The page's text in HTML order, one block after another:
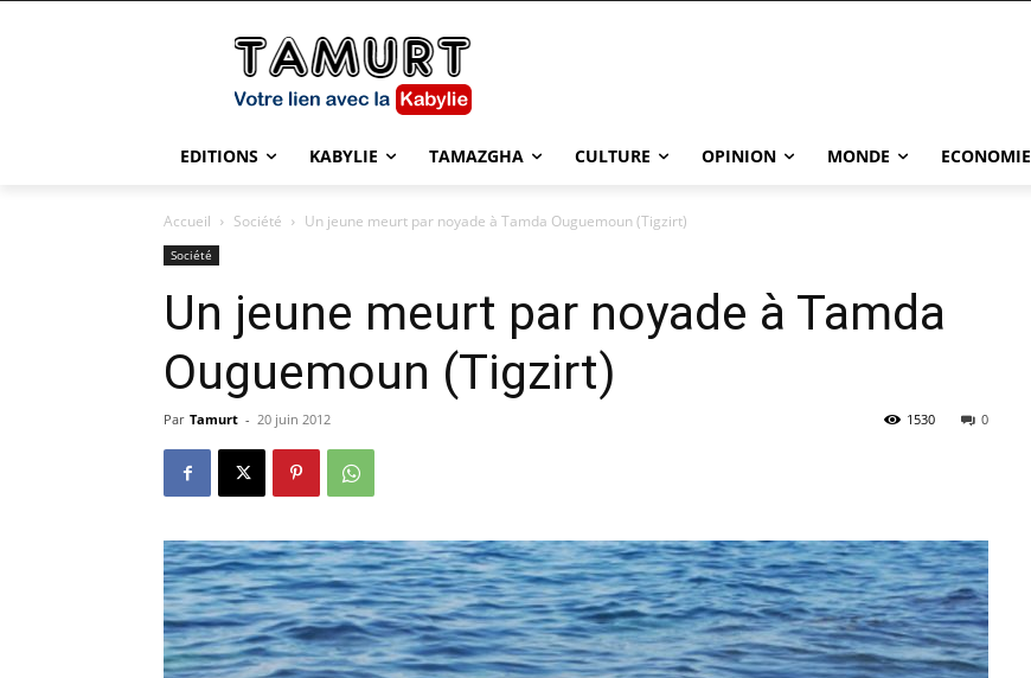
EDITIONS KABYLIE TAMAZGHA CULTURE OPINION MONDE ECONOMIE
Accueil Société Un jeune meurt par noyade à Tamda Ouguemoun (Tigzirt)
Société
Un jeune meurt par noyade à Tamda
Ouguemoun (Tigzirt)
Par Tamurt - 20 juin 2012 0
1530